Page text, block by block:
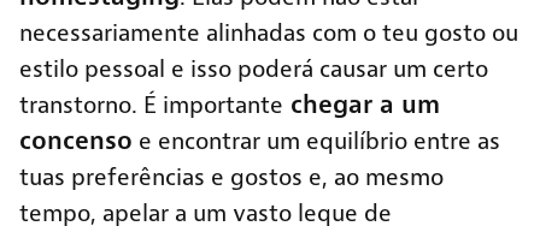
necessariamente alinhadas com o teu gosto ou
estilo pessoal e isso poderá causar um certo
transtorno. É importante chegar a um
concenso e encontrar um equilíbrio entre as
tuas preferências e gostos e, ao mesmo
tempo, apelar a um vasto leque de